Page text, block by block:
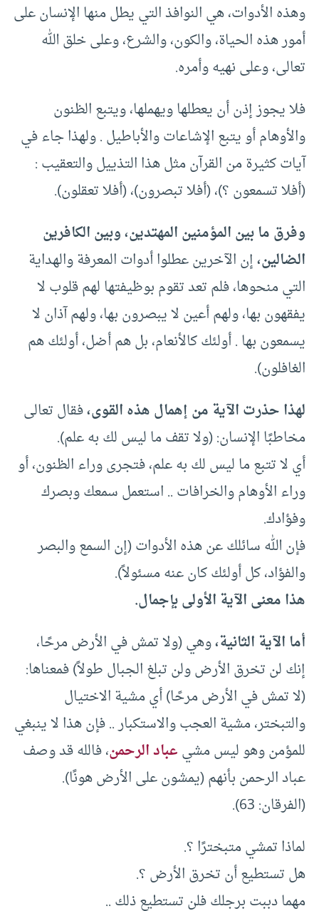
وهذه الأدوات، هي النوافذ التي يطل منها الإنسان على
أمور هذه الحياة، والكون، والشرع، وعلى خلق الله
تعالى، وعلى نهيه وأمره.
فلا يجوز إذن أن يعطلها ويهملها، ويتبع الظنون
والأوهام أو يتبع الإشاعات والأباطيل . ولهذا جاء في
آيات كثيرة من القرآن مثل هذا التذييل والتعقيب :
(أفلا تسمعون ؟)، (أفلا تبصرون)، (أفلا تعقلون).
وفرق ما بين المؤمنين المهتدين، وبين الكافرين
الضالين،إن الآخرين عطلوا أدوات المعرفة والهداية
التي منحوها، فلم تعد تقوم بوظيفتها لهم قلوب لا
يفقهون بها، ولهم أعين لا يبصرون بها، ولهم آذان لا
يسمعون بها . أولئك كالأنعام، بل هم أضل، أولئك هم
الغافلون).
لهذا حذرت الآية من إهمال هذه القوى،فقال تعالى
مخاطبًا الإنسان: (ولا تقف ما ليس لك به علم).
أي لا تتبع ما ليس لك به علم، فتجرى وراء الظنون، أو
وراء الأوهام والخرافات .. استعمل سمعك وبصرك
وفؤادك.
فإن الله سائلك عن هذه الأدوات (إن السمع والبصر
والفؤاد، كل أولئك كان عنه مسئولاً).
هذا معنى الآية الأولى بإجمال.
أما الآية الثانية،وهي (ولا تمش في الأرض مرحًا،
إنك لن تخرق الأرض ولن تبلغ الجبال طولاً) فمعناها:
(لا تمش في الأرض مرحًا) أي مشية الاختيال
والتبختر، مشية العجب والاستكبار .. فإن هذا لا ينبغي
للمؤمن وهو ليس مشيعباد الرحمن، فالله قد وصف
عباد الرحمن بأنهم (يمشون على الأرض هونًا).
(الفرقان: 63).
لماذا تمشي متبخترًا ؟.
هل تستطيع أن تخرق الأرض ؟.
مهما دببت برجلك فلن تستطيع ذلك ..